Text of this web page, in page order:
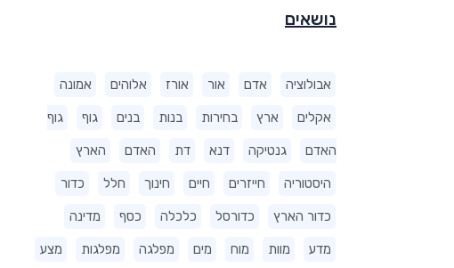
נושאים
אבולוציה אדם אור אורז אלוהים אמונה
אקלים ארץ בחירות בנות בנים גוף גוף
האדם גנטיקה דנא דת האדם הארץ
היסטוריה חייזרים חיים חינוך חלל כדור
כדור הארץ כדורסל כלכלה כסף מדינה
מדע מוות מוח מים מפלגה מפלגות מצע